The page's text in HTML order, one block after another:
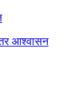
आश्वासन